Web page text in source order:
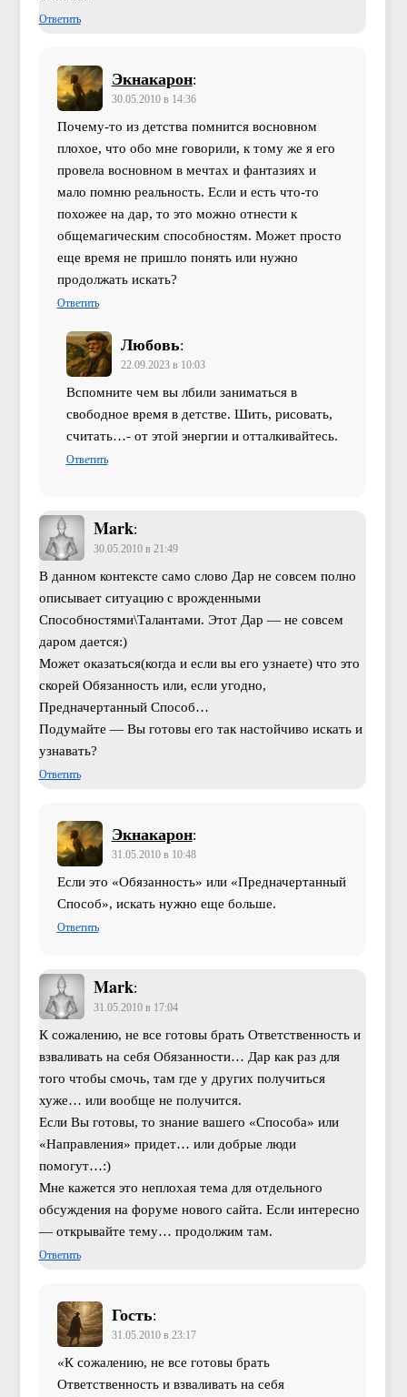
Ответить
Экнакарон:
30.05.2010 в 14:36
Почему-то из детства помнится восновном
плохое, что обо мне говорили, к тому же я его
провела восновном в мечтах и фантазиях и
мало помню реальность. Если и есть что-то
похожее на дар, то это можно отнести к
общемагическим способностям. Может просто
еще время не пришло понять или нужно
продолжать искать?
Ответить
Любовь:
22.09.2023 в 10:03
Вспомните чем вы лбили заниматься в
свободное время в детстве. Шить, рисовать,
считать…- от этой энергии и отталкивайтесь.
Ответить
Mark:
30.05.2010 в 21:49
В данном контексте само слово Дар не совсем полно
описывает ситуацию с врожденными
Способностями\Талантами. Этот Дар — не совсем
даром дается:)
Может оказаться(когда и если вы его узнаете) что это
скорей Обязанность или, если угодно,
Предначертанный Способ…
Подумайте — Вы готовы его так настойчиво искать и
узнавать?
Ответить
Экнакарон:
31.05.2010 в 10:48
Если это «Обязанность» или «Предначертанный
Способ», искать нужно еще больше.
Ответить
Mark:
31.05.2010 в 17:04
К сожалению, не все готовы брать Ответственность и
взваливать на себя Обязанности… Дар как раз для
того чтобы смочь, там где у других получиться
хуже… или вообще не получится.
Если Вы готовы, то знание вашего «Способа» или
«Направления» придет… или добрые люди
помогут…:)
Мне кажется это неплохая тема для отдельного
обсуждения на форуме нового сайта. Если интересно
— открывайте тему… продолжим там.
Ответить
Гость:
31.05.2010 в 23:17
«К сожалению, не все готовы брать
Ответственность и взваливать на себя